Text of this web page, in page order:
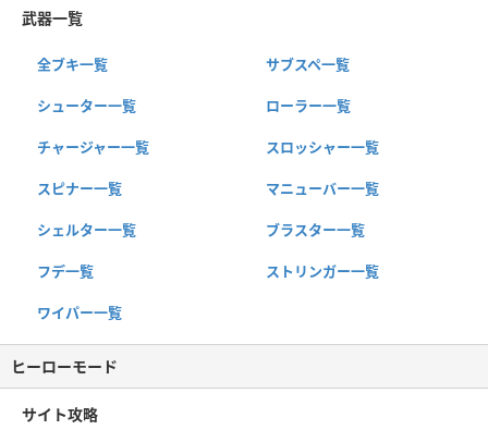
武器一覧
全ブキ一覧 サブスペ一覧
シューター一覧 ローラー一覧
チャージャー一覧 スロッシャー一覧
スピナー一覧 マニューバー一覧
シェルター一覧 ブラスター一覧
フデ一覧 ストリンガー一覧
ワイパー一覧
ヒーローモード
サイト攻略